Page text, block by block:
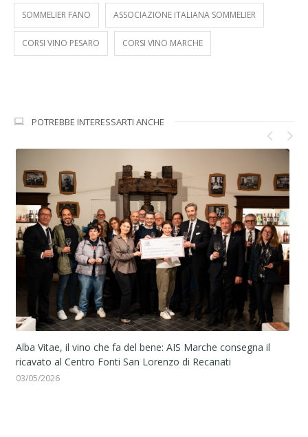
SOMMELIER FANO ASSOCIAZIONE ITALIANA SOMMELIER
CORSI VINO PESARO CORSI VINO MARCHE
POTREBBE INTERESSARTI ANCHE
Alba Vitae, il vino che fa del bene: AIS Marche consegna il
ricavato al Centro Fonti San Lorenzo di Recanati
03/05/2026